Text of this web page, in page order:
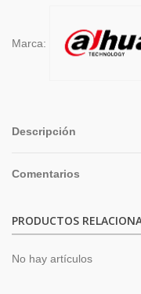
Marca:
Descripción
Comentarios
PRODUCTOS
No hay artículos